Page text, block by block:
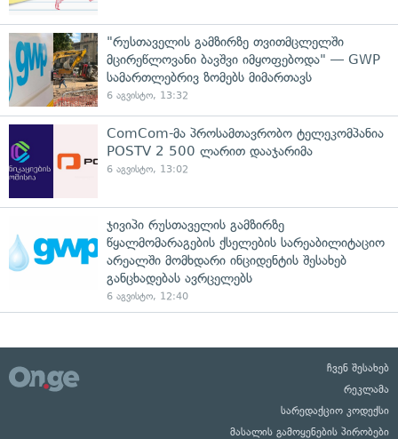
"რუსთაველის გამზირზე თვითმცლელში
მცირეწლოვანი ბავშვი იმყოფებოდა" — GWP
სამართლებრივ ზომებს მიმართავს
6 აგვისტო, 13:32
ComCom-მა პროსამთავრობო ტელეკომპანია
POSTV 2 500 ლარით დააჯარიმა
6 აგვისტო, 13:02
ჯივიპი რუსთაველის გამზირზე
წყალმომარაგების ქსელების სარეაბილიტაციო
არეალში მომხდარი ინციდენტის შესახებ
განცხადებას ავრცელებს
6 აგვისტო, 12:40
ჩვენ შესახებ
რეკლამა
სარედაქციო კოდექსი
მასალის გამოყენების პირობები